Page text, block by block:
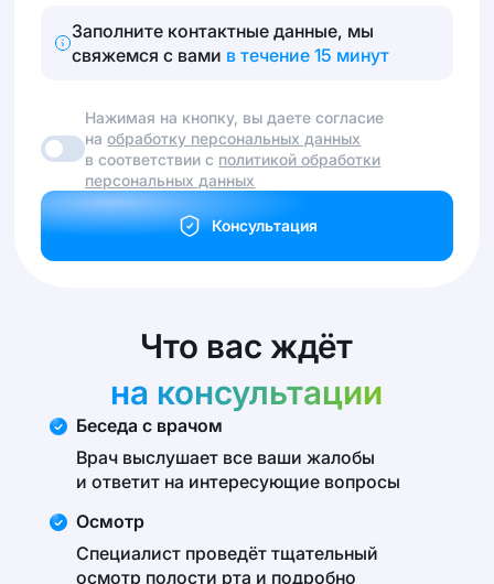
Заполните контактные данные, мы
свяжемся с вами в течение 15 минут
Нажимая на кнопку, вы даете согласие
наобработку персональных данных
в соответствии с политикой обработки
персональных данных
Консультация
Что вас ждёт
на консультации
Беседа с врачом
Врач выслушает все ваши жалобы
и ответит на интересующие вопросы
Осмотр
Специалист проведёт тщательный
осмотр полости рта и подробно